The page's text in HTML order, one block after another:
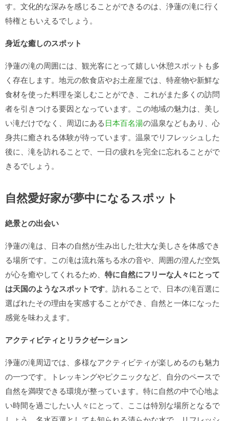
す。文化的な深みを感じることができるのは、浄蓮の滝に行く
特権ともいえるでしょう。
身近な癒しのスポット
浄蓮の滝の周囲には、観光客にとって嬉しい休憩スポットも多
く存在します。地元の飲食店やお土産屋では、特産物や新鮮な
食材を使った料理を楽しむことができ、これがまた多くの訪問
者を引きつける要因となっています。この地域の魅力は、美し
い滝だけでなく、周辺にある日本百名湯の温泉などもあり、心
身共に癒される体験が待っています。温泉でリフレッシュした
後に、滝を訪れることで、一日の疲れを完全に忘れることがで
きるでしょう。
自然愛好家が夢中になるスポット
絶景との出会い
浄蓮の滝は、日本の自然が生み出した壮大な美しさを体感でき
る場所です。この滝は流れ落ちる水の音や、周囲の澄んだ空気
が心を癒やしてくれるため、 特に自然にフリーな人々にとって
は天国のようなスポットです。訪れることで、日本の滝百選に
選ばれたその理由を実感することができ、自然と一体になった
感覚を味わえます。
アクティビティとリラクゼーション
浄蓮の滝周辺では、多様なアクティビティが楽しめるのも魅力
の一つです。トレッキングやピクニックなど、自分のペースで
自然を満喫できる環境が整っています。特に自然の中で心地よ
い時間を過ごしたい人々にとって、ここは特別な場所となるで